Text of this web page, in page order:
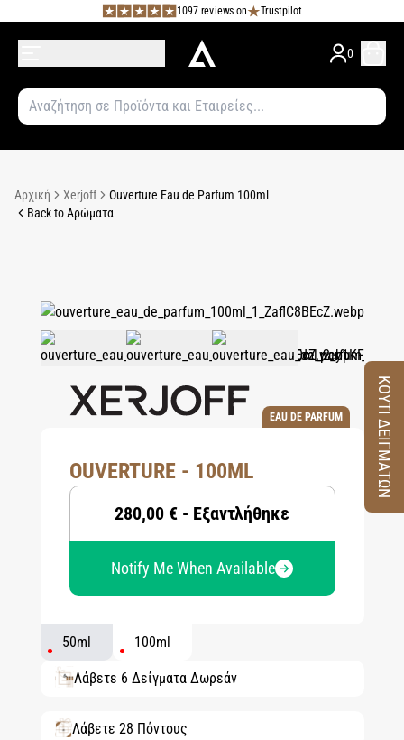
1097 reviews on Trustpilot
0
Αρχική Xerjoff
Ouverture Eau de Parfum 100ml
Back to Αρώματα
EAU DE PARFUM
OUVERTURE - 100ML
280,00 € - Εξαντλήθηκε
Notify Me When Available
50ml 100ml
Λάβετε 6 Δείγματα Δωρεάν
Λάβετε 28 Πόντους
ΚΟΥΤΙ ΔΕΙΓΜΑΤΩΝ